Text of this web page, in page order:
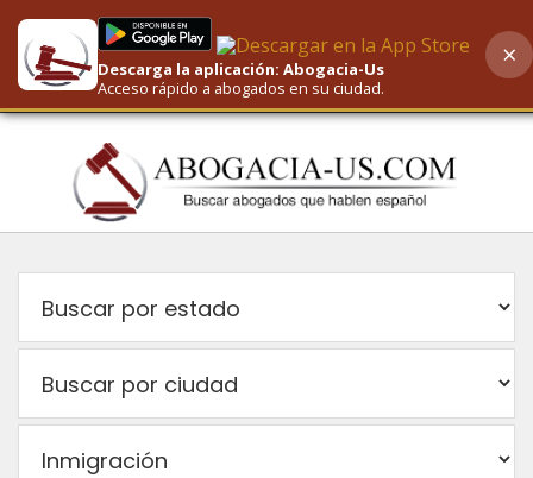
AI-Powered Search
Descarga la aplicación: Abogacia-Us
Acceso rápido a abogados en su ciudad.
×